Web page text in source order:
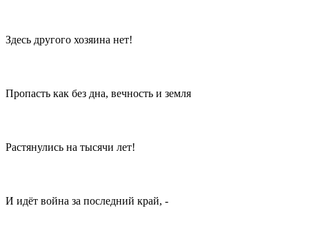
Здесь другого хозяина нет!
Пропасть как без дна, вечность и земля
Растянулись на тысячи лет!
И идёт война за последний край, -